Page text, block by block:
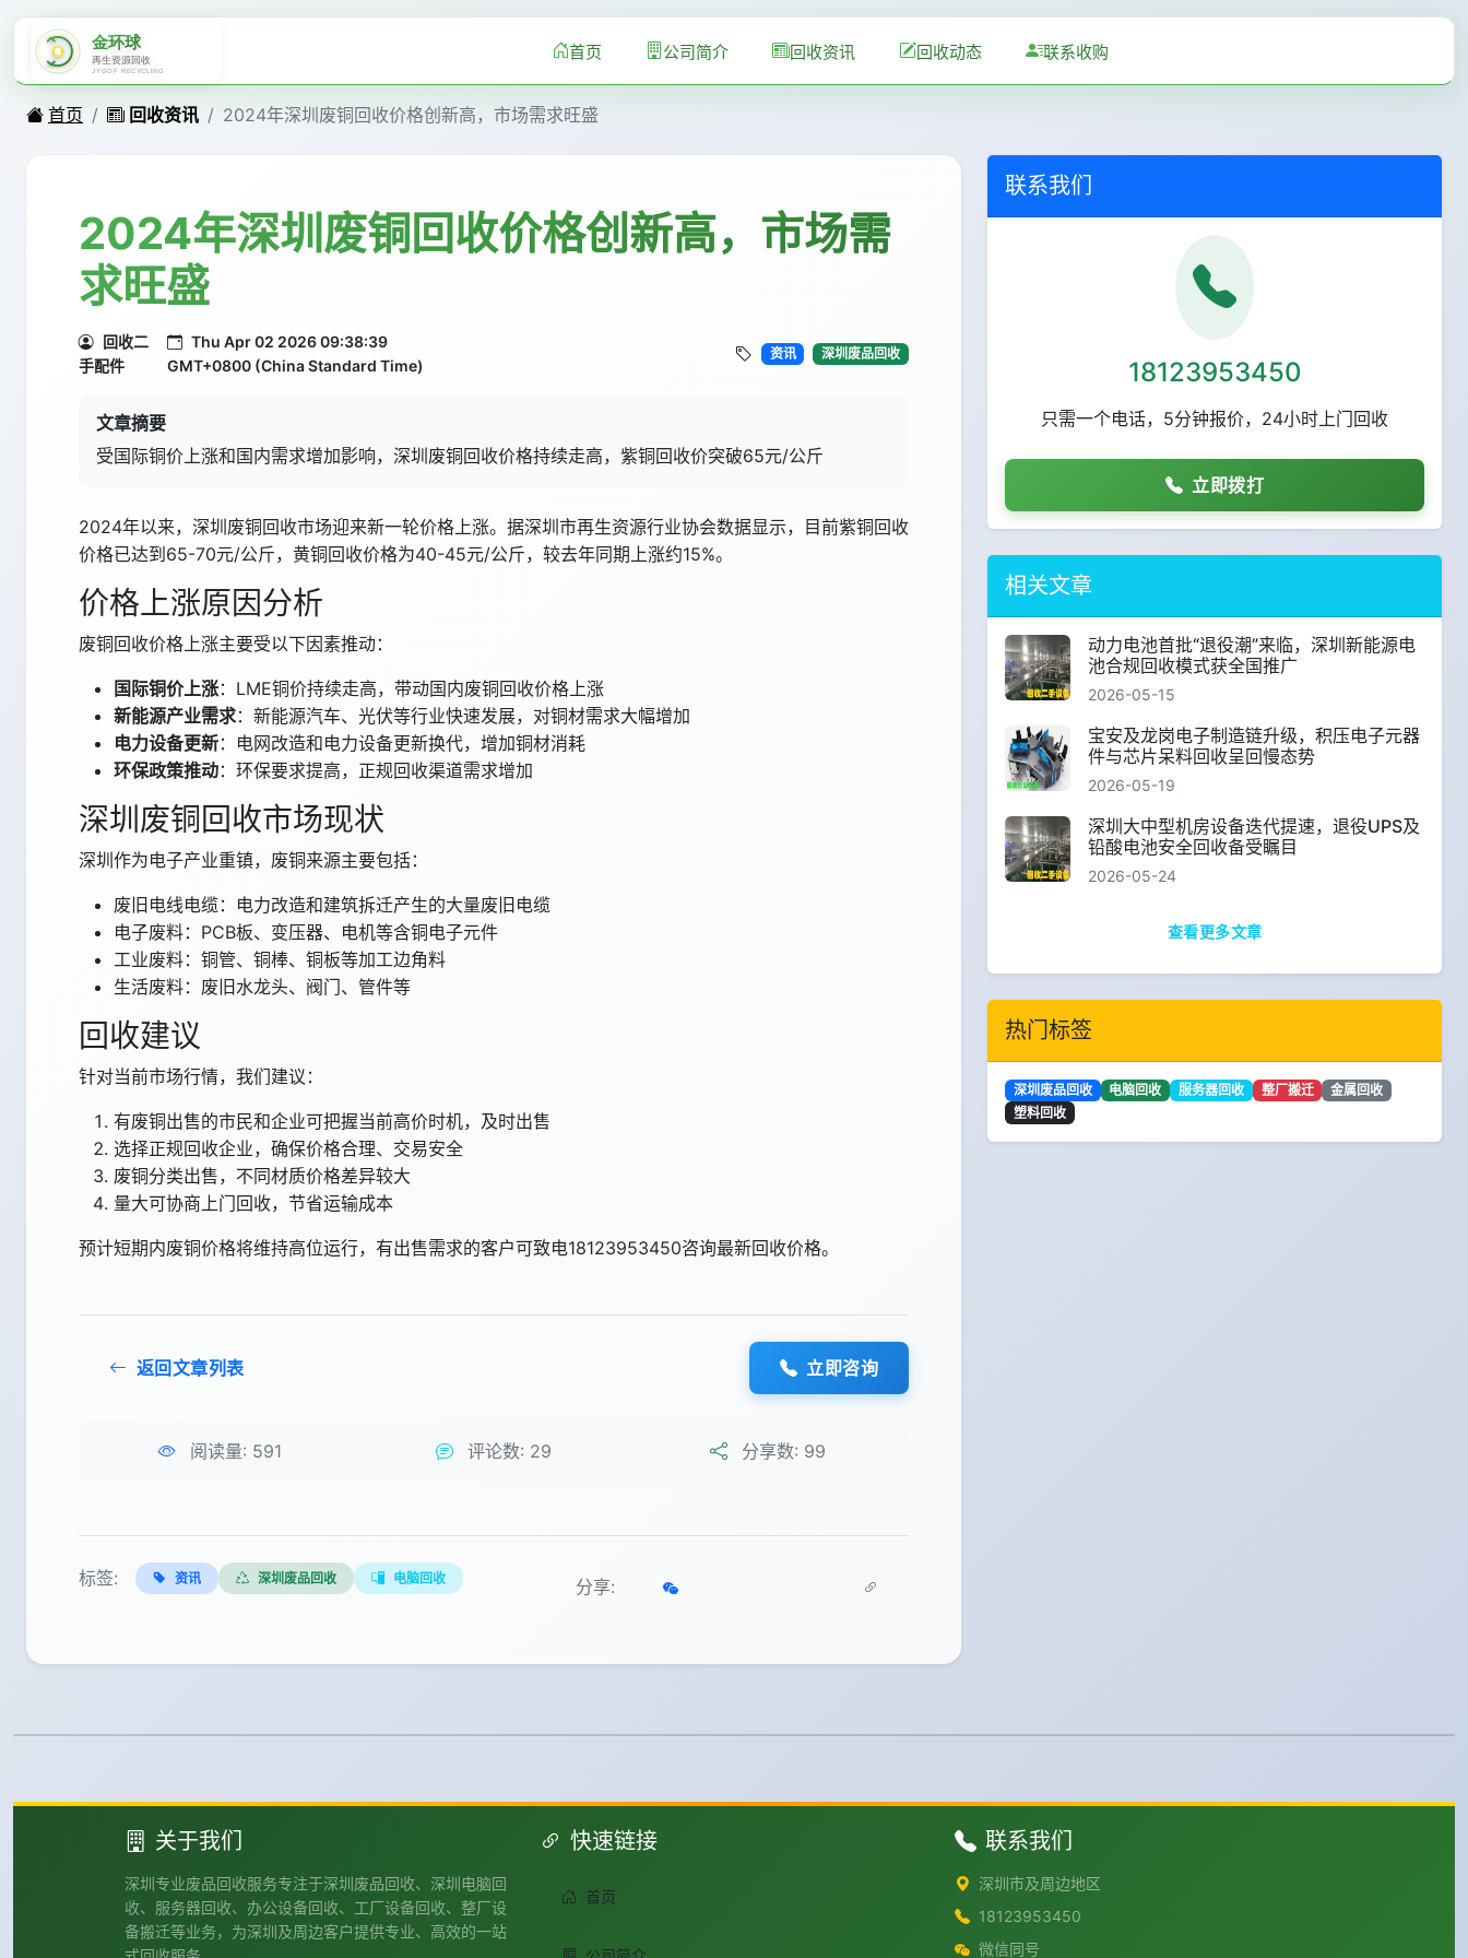
首页 公司简介 回收资讯 回收动态 联系收购
首页 回收资讯 2024年深圳废铜回收价格创新高，市场需求旺盛
2024年深圳废铜回收价格创新高，市场需
求旺盛
回收二
手配件
Thu Apr 02 2026 09:38:39
GMT+0800 (China Standard Time)
资讯 深圳废品回收
文章摘要
受国际铜价上涨和国内需求增加影响，深圳废铜回收价格持续走高，紫铜回收价突破65元/公斤
2024年以来，深圳废铜回收市场迎来新一轮价格上涨。据深圳市再生资源行业协会数据显示，目前紫铜回收
价格已达到65-70元/公斤，黄铜回收价格为40-45元/公斤，较去年同期上涨约15%。
价格上涨原因分析
废铜回收价格上涨主要受以下因素推动：
国际铜价上涨：LME铜价持续走高，带动国内废铜回收价格上涨
新能源产业需求：新能源汽车、光伏等行业快速发展，对铜材需求大幅增加
电力设备更新：电网改造和电力设备更新换代，增加铜材消耗
环保政策推动：环保要求提高，正规回收渠道需求增加
深圳废铜回收市场现状
深圳作为电子产业重镇，废铜来源主要包括：
废旧电线电缆：电力改造和建筑拆迁产生的大量废旧电缆
电子废料：PCB板、变压器、电机等含铜电子元件
工业废料：铜管、铜棒、铜板等加工边角料
生活废料：废旧水龙头、阀门、管件等
回收建议
针对当前市场行情，我们建议：
有废铜出售的市民和企业可把握当前高价时机，及时出售
选择正规回收企业，确保价格合理、交易安全
废铜分类出售，不同材质价格差异较大
量大可协商上门回收，节省运输成本
预计短期内废铜价格将维持高位运行，有出售需求的客户可致电18123953450咨询最新回收价格。
返回文章列表 立即咨询
阅读量: 591 评论数: 29 分享数: 99
标签: 资讯 深圳废品回收 电脑回收 分享:
联系我们
18123953450
只需一个电话，5分钟报价，24小时上门回收
立即拨打
相关文章
动力电池首批“退役潮”来临，深圳新能源电
池合规回收模式获全国推广
2026-05-15
宝安及龙岗电子制造链升级，积压电子元器
件与芯片呆料回收呈回慢态势
2026-05-19
深圳大中型机房设备迭代提速，退役UPS及
铅酸电池安全回收备受瞩目
2026-05-24
查看更多文章
热门标签
深圳废品回收 电脑回收 服务器回收 整厂搬迁
金属回收
塑料回收
关于我们
深圳专业废品回收服务专注于深圳废品回收、深圳电脑回
收、服务器回收、办公设备回收、工厂设备回收、整厂设
备搬迁等业务，为深圳及周边客户提供专业、高效的一站
快速链接
首页
联系我们
深圳市及周边地区
18123953450
微信同号